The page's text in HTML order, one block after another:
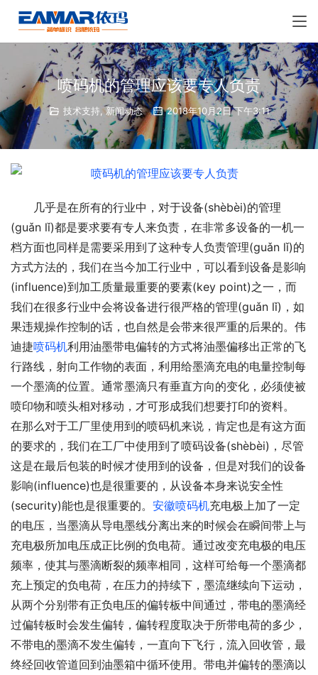
喷码机的管理应该要专人负责
技术支持,新闻动态 2018年10月2日 下午3:11
几乎是在所有的行业中，对于设备(shèbèi)的管理
(guǎn lǐ)都是要求要有专人来负责，在非常多设备的一机一
档方面也同样是需要采用到了这种专人负责管理(guǎn lǐ)的
方式方法的，我们在当今加工行业中，可以看到设备是影响
(influence)到加工质量最重要的要素(key point)之一，而
我们在很多行业中会将设备进行很严格的管理(guǎn lǐ)，如
果违规操作控制的话，也自然是会带来很严重的后果的。伟
迪捷喷码机利用油墨带电偏转的方式将油墨偏移出正常的飞
行路线，射向工作物的表面，利用给墨滴充电的电量控制每
一个墨滴的位置。通常墨滴只有垂直方向的变化，必须使被
喷印物和喷头相对移动，才可形成我们想要打印的资料。
在那么对于工厂里使用到的喷码机来说，肯定也是有这方面
的要求的，我们在工厂中使用到了喷码设备(shèbèi)，尽管
这是在最后包装的时候才使用到的设备，但是对我们的设备
影响(influence)也是很重要的，从设备本身来说安全性
(security)能也是很重要的。 安徽喷码机充电极上加了一定
的电压，当墨滴从导电墨线分离出来的时候会在瞬间带上与
充电极所加电压成正比例的负电荷。通过改变充电极的电压
频率，使其与墨滴断裂的频率相同，这样可给每一个墨滴都
充上预定的负电荷，在压力的持续下，墨流继续向下运动，
从两个分别带有正负电压的偏转板中间通过，带电的墨滴经
过偏转板时会发生偏转，偏转程度取决于所带电荷的多少，
不带电的墨滴不发生偏转，一直向下飞行，流入回收管，最
终经回收管道回到油墨箱中循环使用。带电并偏转的墨滴以